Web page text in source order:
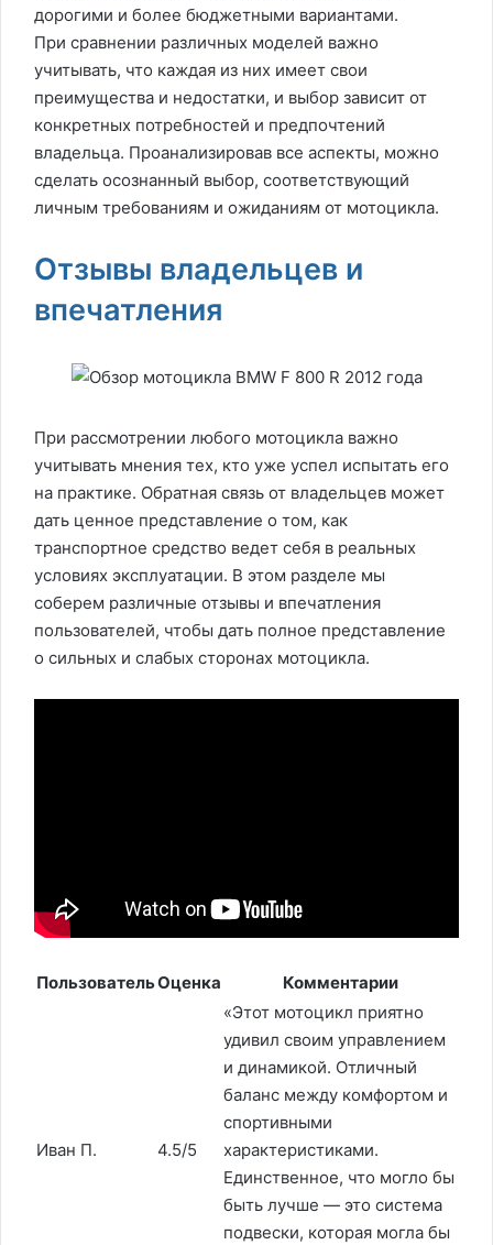
дорогими и более бюджетными вариантами.
При сравнении различных моделей важно
учитывать, что каждая из них имеет свои
преимущества и недостатки, и выбор зависит от
конкретных потребностей и предпочтений
владельца. Проанализировав все аспекты, можно
сделать осознанный выбор, соответствующий
личным требованиям и ожиданиям от мотоцикла.
Отзывы владельцев и
впечатления
При рассмотрении любого мотоцикла важно
учитывать мнения тех, кто уже успел испытать его
на практике. Обратная связь от владельцев может
дать ценное представление о том, как
транспортное средство ведет себя в реальных
условиях эксплуатации. В этом разделе мы
соберем различные отзывы и впечатления
пользователей, чтобы дать полное представление
о сильных и слабых сторонах мотоцикла.
ПользовательОценка Комментарии
Иван П. 4.5/5
«Этот мотоцикл приятно
удивил своим управлением
и динамикой. Отличный
баланс между комфортом и
спортивными
характеристиками.
Единственное, что могло бы
быть лучше — это система
подвески, которая могла бы